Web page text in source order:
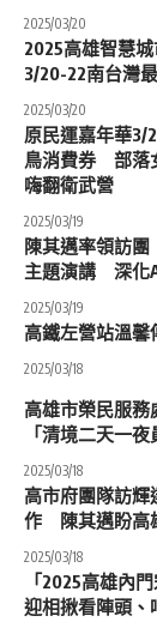
2025/03/20
2025高雄智慧
3/20-22南台灣
2025/03/20
原民運嘉年華
鳥消費券 部落
嗨翻衛武營
2025/03/19
陳其邁率領訪
主題演講 深化
2025/03/19
高鐵左營站溫
2025/03/18
高雄市榮民服
「清境二天一夜
2025/03/18
高市府團隊訪
作 陳其邁盼高
2025/03/18
「2025高雄內
迎相揪看陣頭、